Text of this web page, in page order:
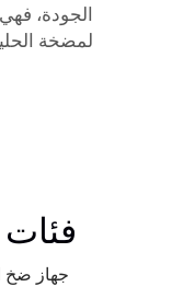
الجودة،
لمضخة
جهاز ضخ